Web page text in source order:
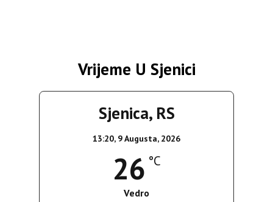
Vrijeme U Sjenici
Sjenica, RS
13:20, 9 Augusta, 2026
26 °C
Vedro